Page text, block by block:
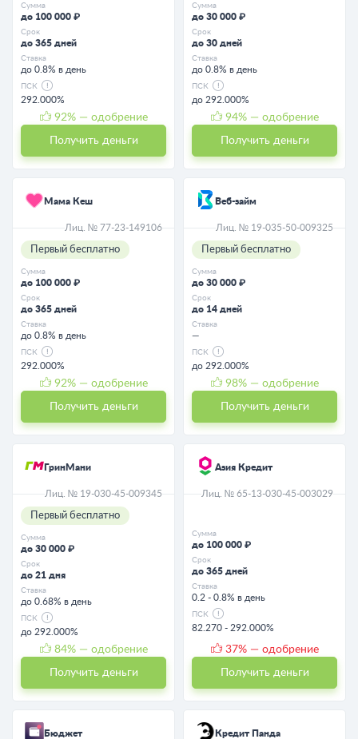
Сумма
до 100 000 ₽
Срок
до 365 дней
Ставка
до 0.8% в день
ПСК
292.000%
92% — одобрение
Получить деньги
Сумма
до 30 000 ₽
Срок
до 30 дней
Ставка
до 0.8% в день
ПСК
до 292.000%
94% — одобрение
Получить деньги
Мама Кеш
Лиц. № 77-23-149106
Первый бесплатно
Сумма
до 100 000 ₽
Срок
до 365 дней
Ставка
до 0.8% в день
ПСК
292.000%
92% — одобрение
Получить деньги
Веб-займ
Лиц. № 19-035-50-009325
Первый бесплатно
Сумма
до 30 000 ₽
Срок
до 14 дней
Ставка
—
ПСК
до 292.000%
98% — одобрение
Получить деньги
ГринМани
Лиц. № 19-030-45-009345
Первый бесплатно
Сумма
до 30 000 ₽
Срок
до 21 дня
Ставка
до 0.68% в день
ПСК
до 292.000%
84% — одобрение
Получить деньги
Азия Кредит
Лиц. № 65-13-030-45-003029
Сумма
до 100 000 ₽
Срок
до 365 дней
Ставка
0.2 - 0.8% в день
ПСК
82.270 - 292.000%
37% — одобрение
Получить деньги
Бюджет Кредит Панда